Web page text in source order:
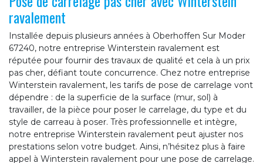
ravalement
Installée depuis plusieurs années à Oberhoffen Sur Moder
67240, notre entreprise Winterstein ravalement est
réputée pour fournir des travaux de qualité et cela à un prix
pas cher, défiant toute concurrence. Chez notre entreprise
Winterstein ravalement, les tarifs de pose de carrelage vont
dépendre : de la superficie de la surface (mur, sol) à
travailler, de la pièce pour poser le carrelage, du type et du
style de carreau à poser. Très professionnelle et intègre,
notre entreprise Winterstein ravalement peut ajuster nos
prestations selon votre budget. Ainsi, n’hésitez plus à faire
appel à Winterstein ravalement pour une pose de carrelage.